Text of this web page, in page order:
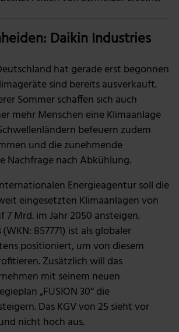
Daikin Industries
hat gerade erst begonnen
sind bereits ausverkauft.
Sommer schaffen sich auch
mehr Menschen eine Klimaanlage
befeuern zudem
und die zunehmende
Nachfrage nach Abkühlung.
Energieagentur soll die
eingesetzten Klimaanlagen von
7 Mrd. im Jahr 2050 ansteigen.
(WKN: 857771) ist als globaler
positioniert, um von diesem
Zusätzlich will das
mit seinem neuen
„FUSION 30“ die
Das KGV von 25 sieht vor
nicht hoch aus.